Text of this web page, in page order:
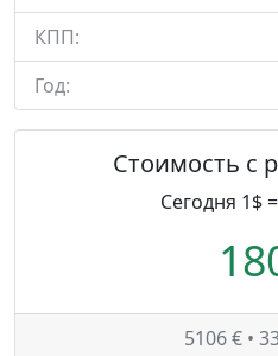
КПП:
Год:
Стоимость с
Сегодня 1$
5106 € •